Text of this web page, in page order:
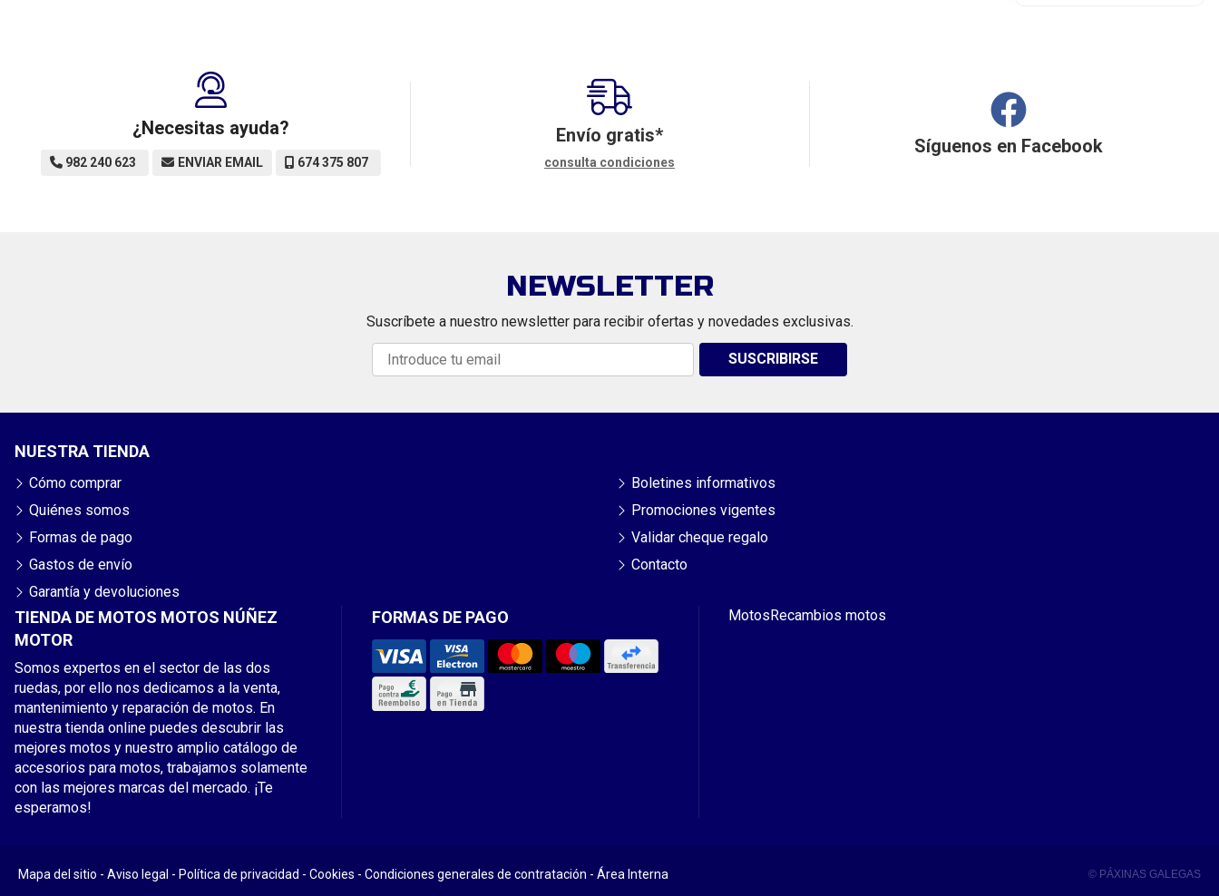
¿Necesitas ayuda?
982 240 623 ENVIAR EMAIL 674 375 807
Envío gratis*
consulta condiciones
Síguenos en Facebook
NEWSLETTER
Suscríbete a nuestro newsletter para recibir ofertas y novedades exclusivas.
SUSCRIBIRSE
TIENDA DE MOTOS MOTOS NÚÑEZ
MOTOR
Somos expertos en el sector de las dos
ruedas, por ello nos dedicamos a la venta,
mantenimiento y reparación de motos. En
nuestra tienda online puedes descubrir las
mejores motos y nuestro amplio catálogo de
accesorios para motos, trabajamos solamente
con las mejores marcas del mercado. ¡Te
esperamos!
FORMAS DE PAGO
NUESTRA TIENDA
Cómo comprar
Quiénes somos
Formas de pago
Gastos de envío
Garantía y devoluciones
Boletines informativos
Promociones vigentes
Validar cheque regalo
Contacto
MotosRecambios motos
Mapa del sitio - Aviso legal - Política de privacidad - Cookies - Condiciones generales de contratación - Área Interna © PÁXINAS GALEGAS